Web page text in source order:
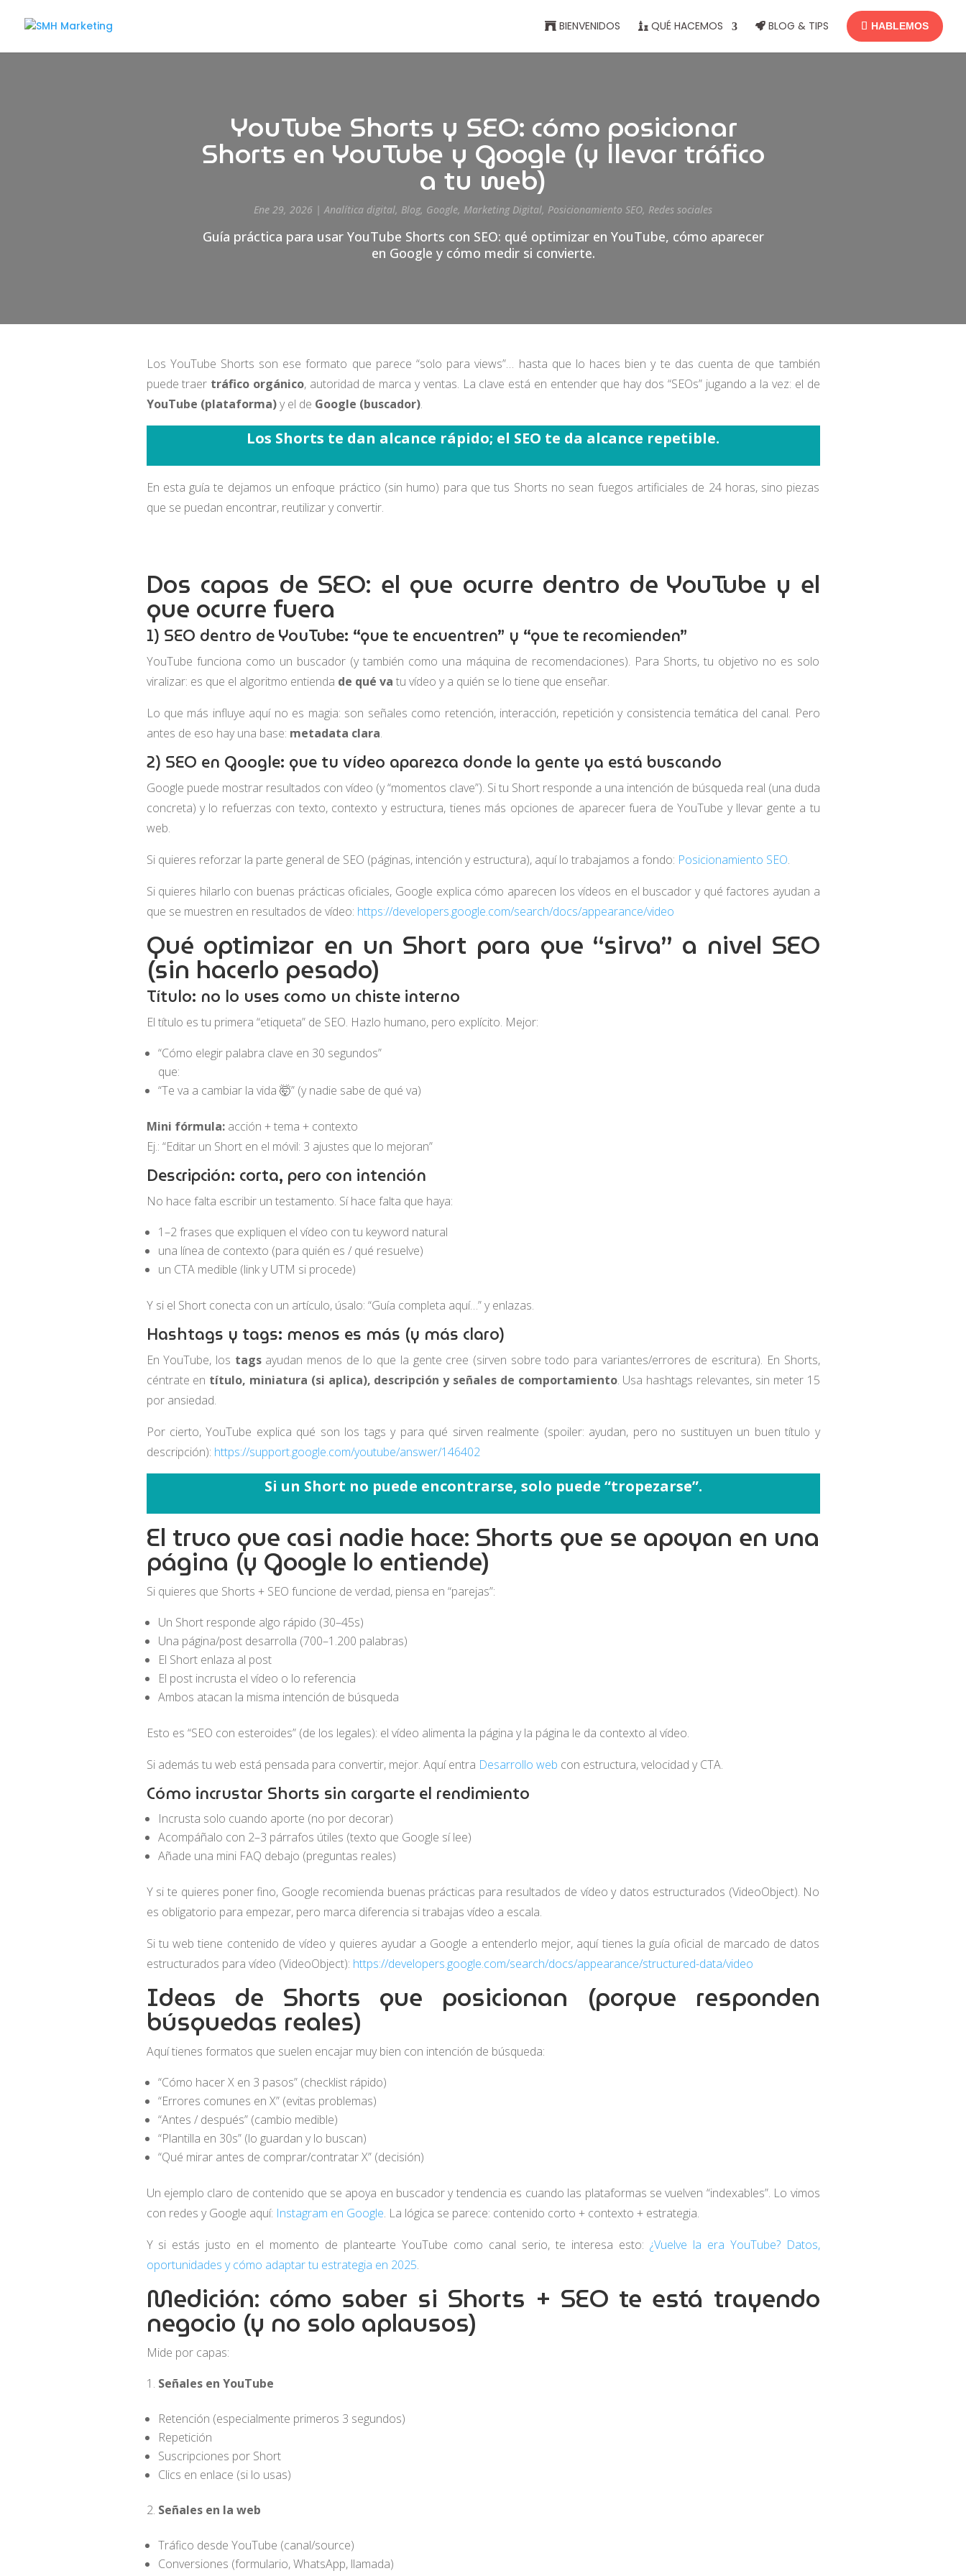
BIENVENIDOS QUÉ HACEMOS BLOG & TIPS HABLEMOS
YouTube Shorts y SEO: cómo posicionar
Shorts en YouTube y Google (y llevar tráfico
a tu web)
Ene 29, 2026 |Analítica digital, Blog, Google, Marketing Digital, Posicionamiento SEO, Redes sociales
Guía práctica para usar YouTube Shorts con SEO: qué optimizar en YouTube, cómo aparecer
en Google y cómo medir si convierte.
Los YouTube Shorts son ese formato que parece “solo para views”… hasta que lo haces bien y te das cuenta de que también
puede traer tráfico orgánico, autoridad de marca y ventas. La clave está en entender que hay dos “SEOs” jugando a la vez: el de
YouTube (plataforma)y el de Google (buscador).
Los Shorts te dan alcance rápido; el SEO te da alcance repetible.
En esta guía te dejamos un enfoque práctico (sin humo) para que tus Shorts no sean fuegos artificiales de 24 horas, sino piezas
que se puedan encontrar, reutilizar y convertir.
Dos capas de SEO: el que ocurre dentro de YouTube y el
que ocurre fuera
1) SEO dentro de YouTube: “que te encuentren” y “que te recomienden”
YouTube funciona como un buscador (y también como una máquina de recomendaciones). Para Shorts, tu objetivo no es solo
viralizar: es que el algoritmo entienda de qué va tu vídeo y a quién se lo tiene que enseñar.
Lo que más influye aquí no es magia: son señales como retención, interacción, repetición y consistencia temática del canal. Pero
antes de eso hay una base: metadata clara.
2) SEO en Google: que tu vídeo aparezca donde la gente ya está buscando
Google puede mostrar resultados con vídeo (y “momentos clave”). Si tu Short responde a una intención de búsqueda real (una duda
concreta) y lo refuerzas con texto, contexto y estructura, tienes más opciones de aparecer fuera de YouTube y llevar gente a tu
web.
Si quieres reforzar la parte general de SEO (páginas, intención y estructura), aquí lo trabajamos a fondo: Posicionamiento SEO.
Si quieres hilarlo con buenas prácticas oficiales, Google explica cómo aparecen los vídeos en el buscador y qué factores ayudan a
que se muestren en resultados de vídeo: https://developers.google.com/search/docs/appearance/video
Qué optimizar en un Short para que “sirva” a nivel SEO
(sin hacerlo pesado)
Título: no lo uses como un chiste interno
El título es tu primera “etiqueta” de SEO. Hazlo humano, pero explícito. Mejor:
“Cómo elegir palabra clave en 30 segundos”
que:
“Te va a cambiar la vida 🤯” (y nadie sabe de qué va)
Mini fórmula:acción + tema + contexto
Ej.: “Editar un Short en el móvil: 3 ajustes que lo mejoran”
Descripción: corta, pero con intención
No hace falta escribir un testamento. Sí hace falta que haya:
1–2 frases que expliquen el vídeo con tu keyword natural
una línea de contexto (para quién es / qué resuelve)
un CTA medible (link y UTM si procede)
Y si el Short conecta con un artículo, úsalo: “Guía completa aquí…” y enlazas.
Hashtags y tags: menos es más (y más claro)
En YouTube, los tagsayudan menos de lo que la gente cree (sirven sobre todo para variantes/errores de escritura). En Shorts,
céntrate en título, miniatura (si aplica), descripción y señales de comportamiento. Usa hashtags relevantes, sin meter 15
por ansiedad.
Por cierto, YouTube explica qué son los tags y para qué sirven realmente (spoiler: ayudan, pero no sustituyen un buen título y
descripción): https://support.google.com/youtube/answer/146402
Si un Short no puede encontrarse, solo puede “tropezarse”.
El truco que casi nadie hace: Shorts que se apoyan en una
página (y Google lo entiende)
Si quieres que Shorts + SEO funcione de verdad, piensa en “parejas”:
Un Short responde algo rápido (30–45s)
Una página/post desarrolla (700–1.200 palabras)
El Short enlaza al post
El post incrusta el vídeo o lo referencia
Ambos atacan la misma intención de búsqueda
Esto es “SEO con esteroides” (de los legales): el vídeo alimenta la página y la página le da contexto al vídeo.
Si además tu web está pensada para convertir, mejor. Aquí entra Desarrollo web con estructura, velocidad y CTA.
Cómo incrustar Shorts sin cargarte el rendimiento
Incrusta solo cuando aporte (no por decorar)
Acompáñalo con 2–3 párrafos útiles (texto que Google sí lee)
Añade una mini FAQ debajo (preguntas reales)
Y si te quieres poner fino, Google recomienda buenas prácticas para resultados de vídeo y datos estructurados (VideoObject). No
es obligatorio para empezar, pero marca diferencia si trabajas vídeo a escala.
Si tu web tiene contenido de vídeo y quieres ayudar a Google a entenderlo mejor, aquí tienes la guía oficial de marcado de datos
estructurados para vídeo (VideoObject): https://developers.google.com/search/docs/appearance/structured-data/video
Ideas de Shorts que posicionan (porque responden
búsquedas reales)
Aquí tienes formatos que suelen encajar muy bien con intención de búsqueda:
“Cómo hacer X en 3 pasos” (checklist rápido)
“Errores comunes en X” (evitas problemas)
“Antes / después” (cambio medible)
“Plantilla en 30s” (lo guardan y lo buscan)
“Qué mirar antes de comprar/contratar X” (decisión)
Un ejemplo claro de contenido que se apoya en buscador y tendencia es cuando las plataformas se vuelven “indexables”. Lo vimos
con redes y Google aquí: Instagram en Google. La lógica se parece: contenido corto + contexto + estrategia.
Y si estás justo en el momento de plantearte YouTube como canal serio, te interesa esto: ¿Vuelve la era YouTube? Datos,
oportunidades y cómo adaptar tu estrategia en 2025.
Medición: cómo saber si Shorts + SEO te está trayendo
negocio (y no solo aplausos)
Mide por capas:
Señales en YouTube
Retención (especialmente primeros 3 segundos)
Repetición
Suscripciones por Short
Clics en enlace (si lo usas)
Señales en la web
Tráfico desde YouTube (canal/source)
Conversiones (formulario, WhatsApp, llamada)